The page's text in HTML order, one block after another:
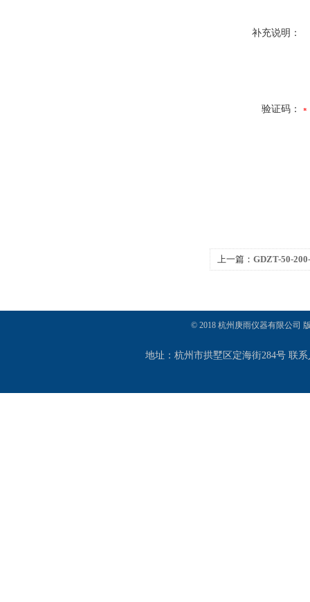
补充说明：
验证码：
上一篇： GDZT-50-
© 2018 杭州庚雨仪器有限公司
地址：杭州市拱墅区定海街284号 联